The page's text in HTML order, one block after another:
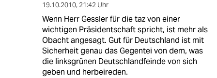
19.10.2010, 21:42 Uhr
Wenn Herr Gessler für die taz von einer
wichtigen Präsidentschaft spricht, ist mehr als
Obacht angesagt. Gut für Deutschland ist mit
Sicherheit genau das Gegentei von dem, was
die linksgrünen Deutschlandfeinde von sich
geben und herbeireden.